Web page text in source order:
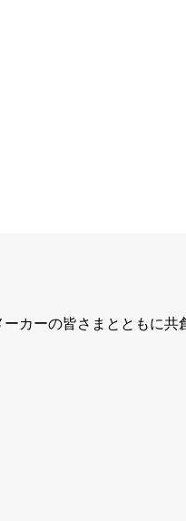
カーの皆さまとともに共